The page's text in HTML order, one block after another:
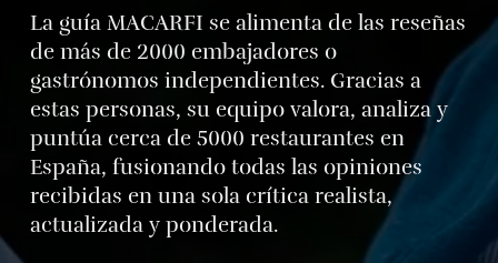
La guía MACARFI se alimenta de las reseñas
de más de 2000 embajadores o
gastrónomos independientes. Gracias a
estas personas, su equipo valora, analiza y
puntúa cerca de 5000 restaurantes en
España, fusionando todas las opiniones
recibidas en una sola crítica realista,
actualizada y ponderada.